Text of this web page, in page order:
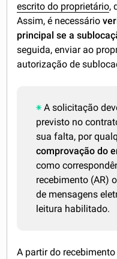
escrito do proprietário,
Assim, é necessário
principal se a
seguida, enviar ao
autorização de
A solicitação
previsto no
sua falta, por
comprovação do
como
recebimento (AR)
de mensagens
leitura habilitado.
A partir do